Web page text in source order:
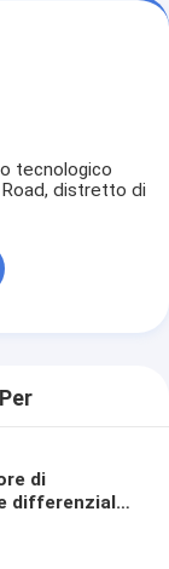
tecnologico
Road, distretto di
di
differenziale